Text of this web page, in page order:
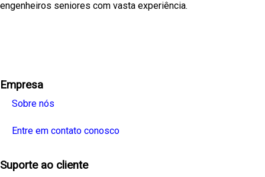
engenheiros seniores com vasta experiência.
Empresa
Sobre nós
Entre em contato conosco
Suporte ao cliente